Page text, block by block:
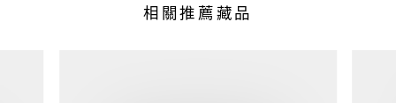
相關推薦藏品